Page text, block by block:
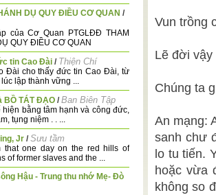
DỤ QUY ĐIỀU CƠ QUAN /
của Cơ Quan PTGLĐĐ THAM
QUY ĐIỀU CƠ QUAN
tin Cao Đài / Thiện Chí
Đài cho thấy đức tin Cao Đài, từ
lập thành vững ...
BỒ TÁT ĐẠO /Ban Biên Tập
hiện bằng tâm hạnh và công đức,
tụng niệm . . ...
Jr /Sưu tầm
that one day on the red hills of
of former slaves and the ...
Hậu - Trung thu nhớ Mẹ- Đò
Vun trồng
Lẽ đời
Chúng ta
An mạng:
sanh chư
lo tu tiến.
hoặc vừa
không so